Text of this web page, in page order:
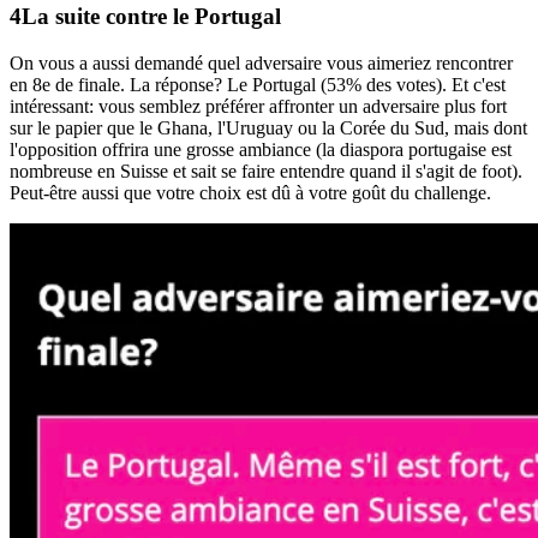
La suite contre le Portugal
On vous a aussi demandé quel adversaire vous aimeriez rencontrer
en 8e de finale. La réponse? Le Portugal (53% des votes). Et c'est
intéressant: vous semblez préférer affronter un adversaire plus fort
sur le papier que le Ghana, l'Uruguay ou la Corée du Sud, mais dont
l'opposition offrira une grosse ambiance (la diaspora portugaise est
nombreuse en Suisse et sait se faire entendre quand il s'agit de foot).
Peut-être aussi que votre choix est dû à votre goût du challenge.